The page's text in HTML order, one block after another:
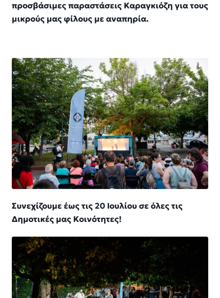
προσβάσιμες παραστάσεις Καραγκιόζη για τους
μικρούς μας φίλους με αναπηρία.
Συνεχίζουμε έως τις 20 Ιουλίου σε όλες τις
Δημοτικές μας Κοινότητες!